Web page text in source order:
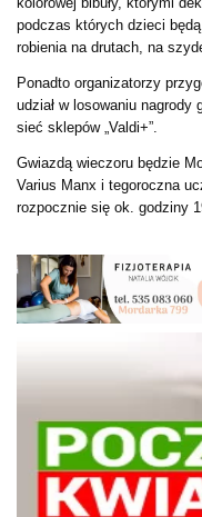
podczas których dzieci
robienia na drutach, na
Ponadto organizatorzy
udział w losowaniu nagrody
sieć sklepów „Valdi+”.
Gwiazdą wieczoru będzie
Varius Manx i tegoroczna
rozpocznie się ok. godziny